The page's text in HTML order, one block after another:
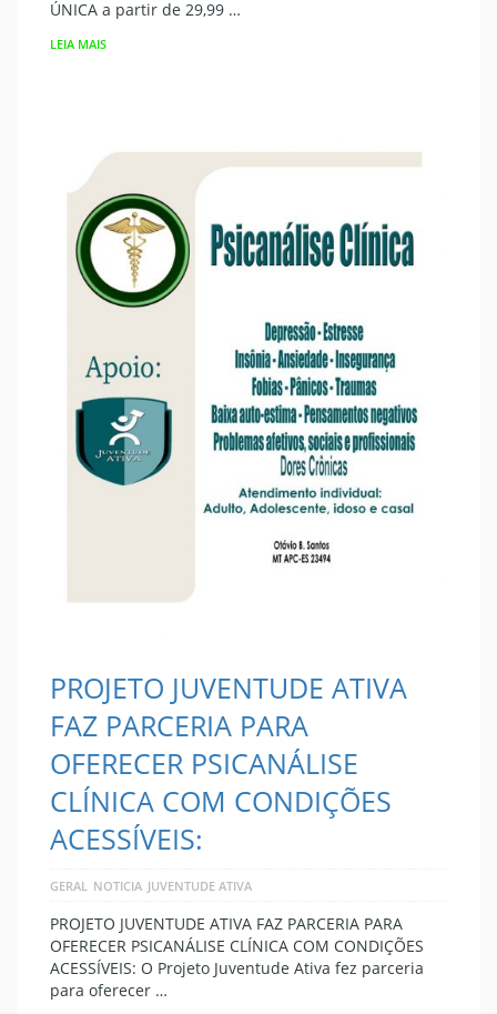
ÚNICA a partir de 29,99 …
LEIA MAIS
PROJETO JUVENTUDE ATIVA
FAZ PARCERIA PARA
OFERECER PSICANÁLISE
CLÍNICA COM CONDIÇÕES
ACESSÍVEIS:
GERAL NOTICIA JUVENTUDE ATIVA
PROJETO JUVENTUDE ATIVA FAZ PARCERIA PARA
OFERECER PSICANÁLISE CLÍNICA COM CONDIÇÕES
ACESSÍVEIS: O Projeto Juventude Ativa fez parceria
para oferecer …